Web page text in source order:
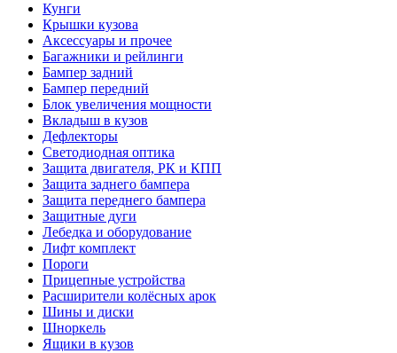
Кунги
Крышки кузова
Аксессуары и прочее
Багажники и рейлинги
Бампер задний
Бампер передний
Блок увеличения мощности
Вкладыш в кузов
Дефлекторы
Светодиодная оптика
Защита двигателя, РК и КПП
Защита заднего бампера
Защита переднего бампера
Защитные дуги
Лебедка и оборудование
Лифт комплект
Пороги
Прицепные устройства
Расширители колёсных арок
Шины и диски
Шноркель
Ящики в кузов